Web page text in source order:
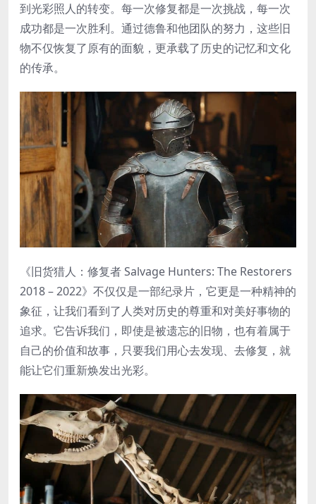
到光彩照人的转变。每一次修复都是一次挑战，每一次
成功都是一次胜利。通过德鲁和他团队的努力，这些旧
物不仅恢复了原有的面貌，更承载了历史的记忆和文化
的传承。
《旧货猎人：修复者 Salvage Hunters: The Restorers
2018 – 2022》不仅仅是一部纪录片，它更是一种精神的
象征，让我们看到了人类对历史的尊重和对美好事物的
追求。它告诉我们，即使是被遗忘的旧物，也有着属于
自己的价值和故事，只要我们用心去发现、去修复，就
能让它们重新焕发出光彩。